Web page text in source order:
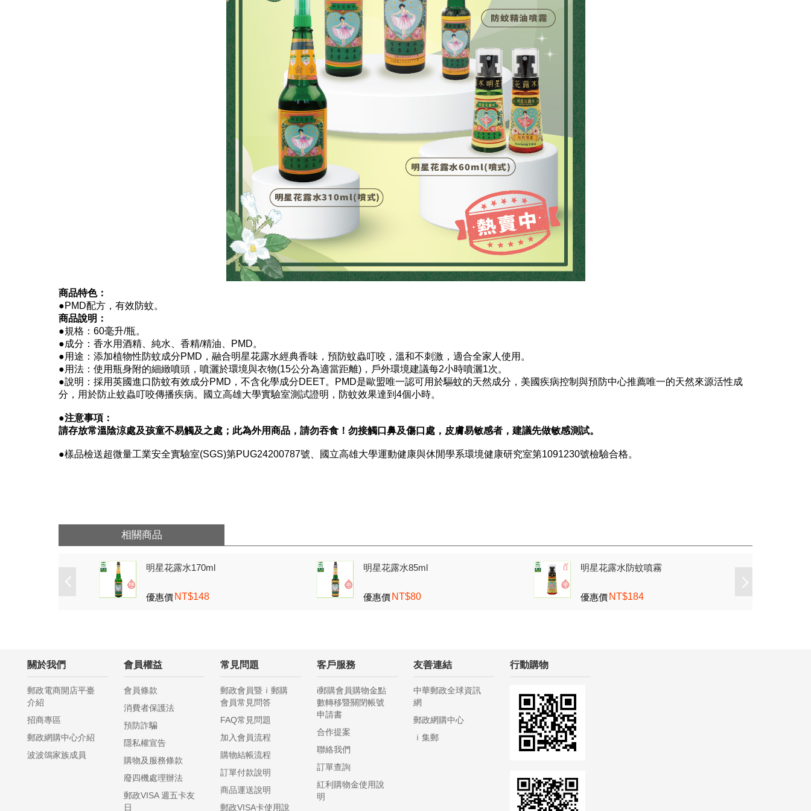
商品特色：
●PMD配方，有效防蚊。
商品說明：
●規格：60毫升/瓶。
●成分：香水用酒精、純水、香精/精油、PMD。
●用途：添加植物性防蚊成分PMD，融合明星花露水經典香味，預防蚊蟲叮咬，溫和不刺激，適合全家人使用。
●用法：使用瓶身附的細緻噴頭，噴灑於環境與衣物(15公分為適當距離)，戶外環境建議每2小時噴灑1次。
●說明：採用英國進口防蚊有效成分PMD，不含化學成分DEET。PMD是歐盟唯一認可用於驅蚊的天然成分，美國疾病控制與預防中心推薦唯一的天然來源活性成
分，用於防止蚊蟲叮咬傳播疾病。國立高雄大學實驗室測試證明，防蚊效果達到4個小時。
●注意事項：
請存放常溫陰涼處及孩童不易觸及之處；此為外用商品，請勿吞食！勿接觸口鼻及傷口處，皮膚易敏感者，建議先做敏感測試。
●樣品檢送超微量工業安全實驗室(SGS)第PUG24200787號、國立高雄大學運動健康與休閒學系環境健康研究室第1091230號檢驗合格。
相關商品
明星花露水170ml
優惠價 NT$148
明星花露水85ml
優惠價 NT$80
明星花露水防蚊噴霧
優惠價 NT$184
關於我們
郵政電商開店平臺
介紹
招商專區
郵政網購中心介紹
波波鴿家族成員
會員權益
會員條款
消費者保護法
預防詐騙
隱私權宣告
購物及服務條款
廢四機處理辦法
郵政VISA 週五卡友
日
常見問題
郵政會員暨ｉ郵購
會員常見問答
FAQ常見問題
加入會員流程
購物結帳流程
訂單付款說明
商品運送說明
郵政VISA卡使用說
客戶服務
i郵購會員購物金點
數轉移暨關閉帳號
申請書
合作提案
聯絡我們
訂單查詢
紅利購物金使用說
明
友善連結
中華郵政全球資訊
網
郵政網購中心
ｉ集郵
行動購物